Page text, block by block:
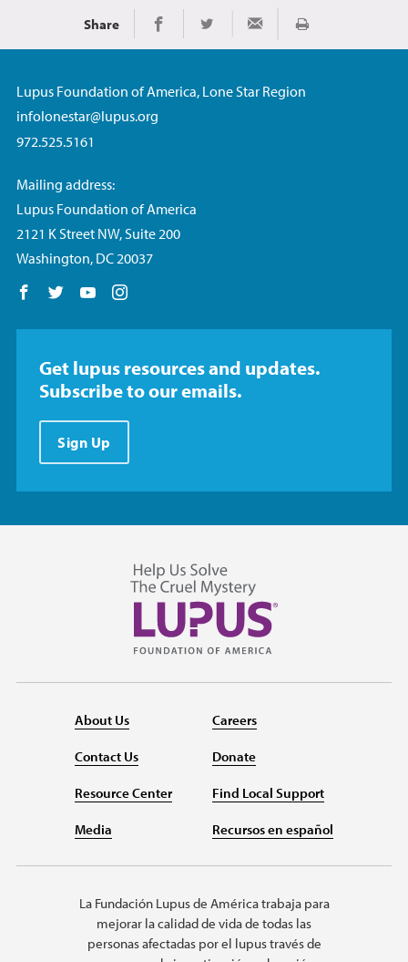
Share Share on Facebook
Share on TwitterShare via EmailImprimir
Lupus Foundation of America, Lone Star Region
infolonestar@lupus.org
972.525.5161
Mailing address:
Lupus Foundation of America
2121 K Street NW, Suite 200
Washington, DC 20037
Follow us on Facebook
Follow us on Twitter
Follow us on YouTube
Get lupus resources and updates.
Subscribe to our emails.
Sign Up
About Us
Contact Us
Resource Center
Media
Careers
Donate
Find Local Support
Recursos en español
La Fundación Lupus de América trabaja para
mejorar la calidad de vida de todas las
personas afectadas por el lupus través de